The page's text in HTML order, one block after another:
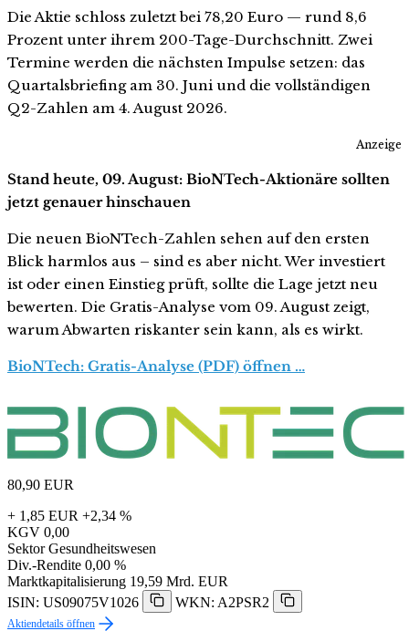
Die Aktie schloss zuletzt bei 78,20 Euro — rund 8,6
Prozent unter ihrem 200-Tage-Durchschnitt. Zwei
Termine werden die nächsten Impulse setzen: das
Quartalsbriefing am 30. Juni und die vollständigen
Q2-Zahlen am 4. August 2026.
Anzeige
Stand heute, 09. August: BioNTech-Aktionäre sollten
jetzt genauer hinschauen
Die neuen BioNTech-Zahlen sehen auf den ersten
Blick harmlos aus – sind es aber nicht. Wer investiert
ist oder einen Einstieg prüft, sollte die Lage jetzt neu
bewerten. Die Gratis-Analyse vom 09. August zeigt,
warum Abwarten riskanter sein kann, als es wirkt.
BioNTech: Gratis-Analyse (PDF) öffnen …
80,90 EUR
+ 1,85 EUR +2,34 %
KGV 0,00
Sektor Gesundheitswesen
Div.-Rendite 0,00 %
Marktkapitalisierung 19,59 Mrd. EUR
ISIN: US09075V1026
WKN: A2PSR2
Aktiendetails öffnen